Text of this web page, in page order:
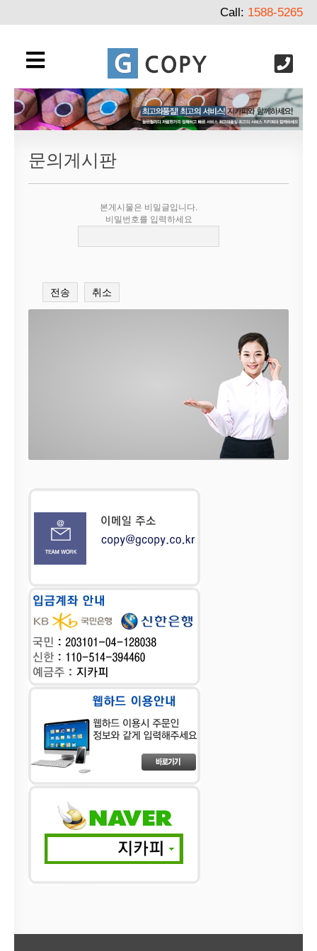
Call: 1588-5265
문의게시판
본게시물은 비밀글입니다.
비밀번호를 입력하세요